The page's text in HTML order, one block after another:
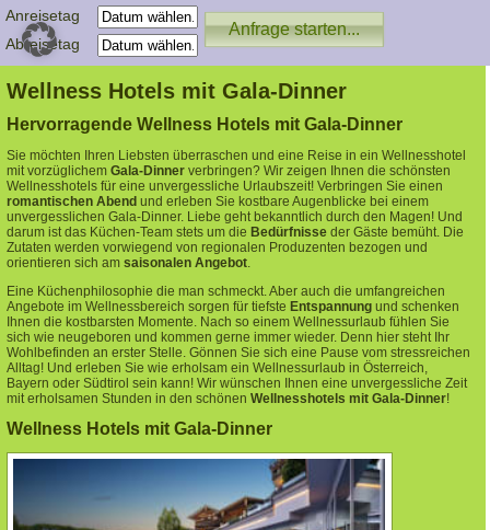
Anreisetag
Abreisetag
Wellness Hotels mit Gala-Dinner
Hervorragende Wellness Hotels mit Gala-Dinner
Sie möchten Ihren Liebsten überraschen und eine Reise in ein Wellnesshotel
mit vorzüglichem Gala-Dinner verbringen? Wir zeigen Ihnen die schönsten
Wellnesshotels für eine unvergessliche Urlaubszeit! Verbringen Sie einen
romantischen Abend und erleben Sie kostbare Augenblicke bei einem
unvergesslichen Gala-Dinner. Liebe geht bekanntlich durch den Magen! Und
darum ist das Küchen-Team stets um die Bedürfnisse der Gäste bemüht. Die
Zutaten werden vorwiegend von regionalen Produzenten bezogen und
orientieren sich am saisonalen Angebot.
Eine Küchenphilosophie die man schmeckt. Aber auch die umfangreichen
Angebote im Wellnessbereich sorgen für tiefste Entspannung und schenken
Ihnen die kostbarsten Momente. Nach so einem Wellnessurlaub fühlen Sie
sich wie neugeboren und kommen gerne immer wieder. Denn hier steht Ihr
Wohlbefinden an erster Stelle. Gönnen Sie sich eine Pause vom stressreichen
Alltag! Und erleben Sie wie erholsam ein Wellnessurlaub in Österreich,
Bayern oder Südtirol sein kann! Wir wünschen Ihnen eine unvergessliche Zeit
mit erholsamen Stunden in den schönen Wellnesshotels mit Gala-Dinner!
Wellness Hotels mit Gala-Dinner